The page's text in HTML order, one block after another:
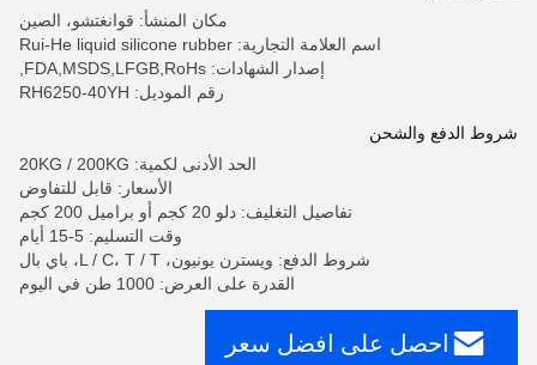
مكان المنشأ: قوانغتشو، الصين
اسم العلامة التجارية: Rui-He liquid silicone rubber
إصدار الشهادات: FDA,MSDS,LFGB,RoHs,
رقم الموديل: RH6250-40YH
شروط الدفع والشحن
الحد الأدنى لكمية: 20KG / 200KG
الأسعار: قابل للتفاوض
تفاصيل التغليف: دلو 20 كجم أو براميل 200 كجم
وقت التسليم: 5-15 أيام
شروط الدفع: ويسترن يونيون، L / C، T / T، باي بال
القدرة على العرض: 1000 طن في اليوم
احصل على افضل سعر